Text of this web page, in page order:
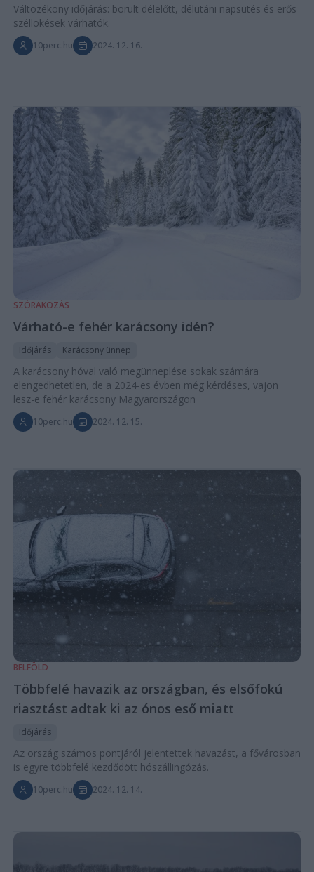
Változékony időjárás: borult délelőtt, délutáni napsütés és erős
széllökések várhatók.
10perc.hu 2024. 12. 16.
SZÓRAKOZÁS
Várható-e fehér karácsony idén?
Időjárás Karácsony ünnep
A karácsony hóval való megünneplése sokak számára
elengedhetetlen, de a 2024-es évben még kérdéses, vajon
lesz-e fehér karácsony Magyarországon
10perc.hu 2024. 12. 15.
BELFÖLD
Többfelé havazik az országban, és elsőfokú
riasztást adtak ki az ónos eső miatt
Időjárás
Az ország számos pontjáról jelentettek havazást, a fővárosban
is egyre többfelé kezdődött hószállingózás.
10perc.hu 2024. 12. 14.